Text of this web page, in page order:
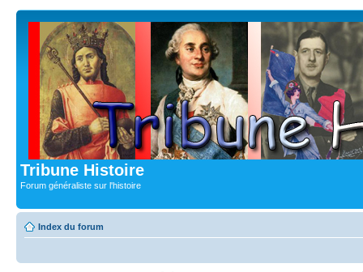
Tribune Histoire
Forum généraliste sur l'histoire
Index du forum